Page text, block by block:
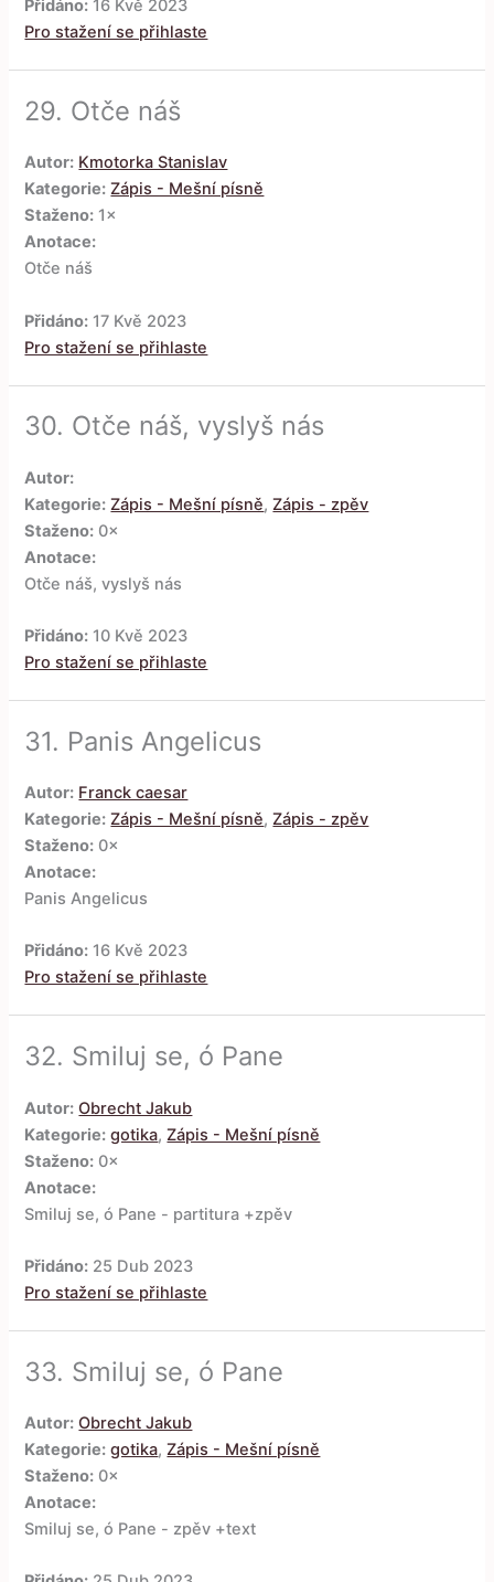
Přidáno: 16 Kvě 2023
Pro stažení se přihlaste
29. Otče náš
Autor: Kmotorka Stanislav
Kategorie: Zápis - Mešní písně
Staženo: 1×
Anotace:
Otče náš
Přidáno: 17 Kvě 2023
Pro stažení se přihlaste
30. Otče náš, vyslyš nás
Autor:
Kategorie: Zápis - Mešní písně,Zápis - zpěv
Staženo: 0×
Anotace:
Otče náš, vyslyš nás
Přidáno: 10 Kvě 2023
Pro stažení se přihlaste
31. Panis Angelicus
Autor: Franck caesar
Kategorie: Zápis - Mešní písně,Zápis - zpěv
Staženo: 0×
Anotace:
Panis Angelicus
Přidáno: 16 Kvě 2023
Pro stažení se přihlaste
32. Smiluj se, ó Pane
Autor: Obrecht Jakub
Kategorie: gotika,Zápis - Mešní písně
Staženo: 0×
Anotace:
Smiluj se, ó Pane - partitura +zpěv
Přidáno: 25 Dub 2023
Pro stažení se přihlaste
33. Smiluj se, ó Pane
Autor: Obrecht Jakub
Kategorie: gotika,Zápis - Mešní písně
Staženo: 0×
Anotace:
Smiluj se, ó Pane - zpěv +text